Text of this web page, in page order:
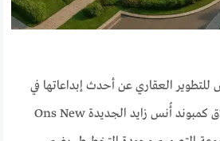
العقاري عن أحدث إبداعاتها في
عالم السكن الراقي، بإطلاق كمبوند أُنس زايد الجديدة Ons New